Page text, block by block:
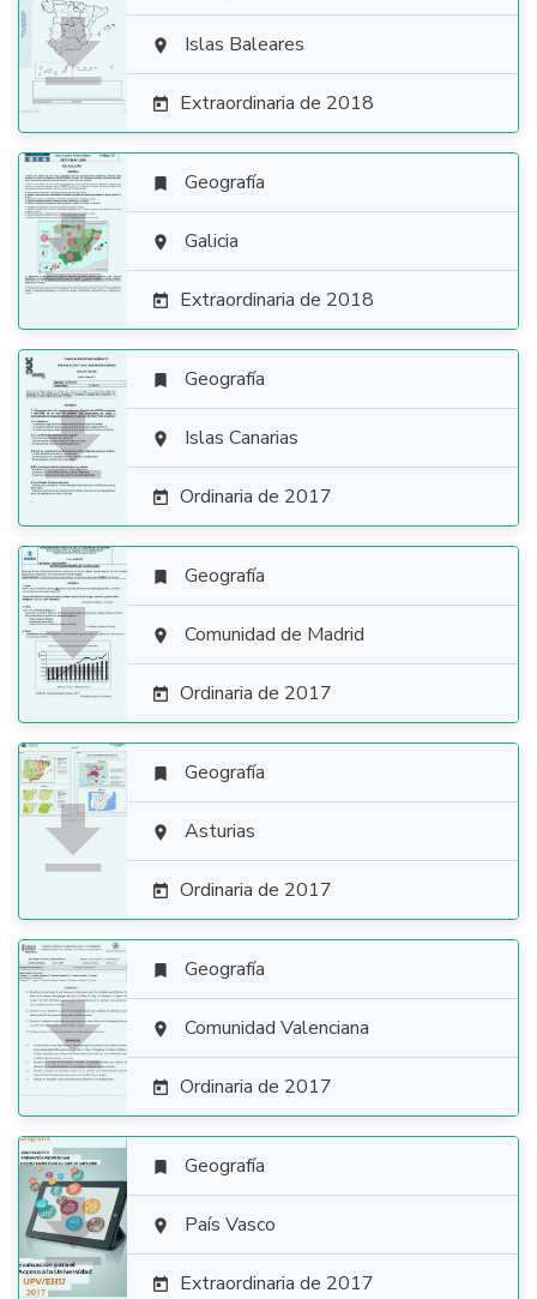
  Islas Baleares
 Extraordinaria de 2018

 Geografía
 Galicia
 Extraordinaria de 2018

 Geografía
 Islas Canarias
 Ordinaria de 2017

 Geografía
 Comunidad de Madrid
 Ordinaria de 2017

 Geografía
 Asturias
 Ordinaria de 2017

 Geografía
 Comunidad Valenciana
 Ordinaria de 2017

 Geografía
 País Vasco
 Extraordinaria de 2017